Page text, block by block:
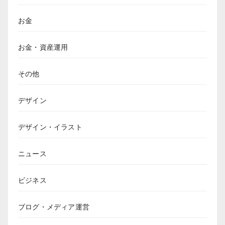
お金
お金・資産運用
その他
デザイン
デザイン・イラスト
ニュース
ビジネス
ブログ・メディア運営